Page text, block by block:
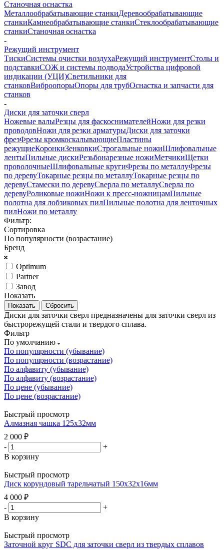
Станочная оснастка
Металлообрабатывающие станкиДеревообрабатывающие
станкиКамнеобрабатывающие станкиСтеклообрабатывающие
станкиСтаночная оснастка
-
Режущий инструмент
ТискиСистемы очистки воздухаРежущий инструментСтолы и
подставкиСОЖ и системы подводаУстройства цифровой
индикации (УЦИ)Светильники для
станковВиброопорыОпоры для трубОснастка и запчасти для
станков
-
Диски для заточки сверл
Ножевые валыРезцы для фаскоснимателейНожи для резки
проводовНожи для резки арматурыДиски для заточки
фрезФрезы кромкоскалывающиеПластины
режущиеКоронкиЗенковкиСтрогальные ножиШлифовальные
лентыПильные дискиРезьбонарезные ножиМетчикиЩетки
проволочныеШлифовальные кругиФрезы по металлуФрезы
по деревуТокарные резцы по металлуТокарные резцы по
деревуСтамески по деревуСверла по металлуСверла по
деревуРоликовые ножиНожи к пресс-ножницамПильные
полотна для лобзиковых пилПильные полотна для ленточных
пилНожи по металлу
Фильтр:
Сортировка
По популярности (возрастание)
Бренд
Optimum
Partner
Завод
Показать
Сбросить
Диски для заточки сверл предназначены для заточки сверл из
быстрорежущей стали и твердого сплава.
Фильтр
По умолчанию
По популярности (убывание)
По популярности (возрастание)
По алфавиту (убывание)
По алфавиту (возрастание)
По цене (убывание)
По цене (возрастание)
Быстрый просмотр
Алмазная чашка 125х32мм
2 000 ₽
-
+
В корзину
Быстрый просмотр
Диск корундовый тарельчатый 150х32х16мм
4 000 ₽
-
+
В корзину
Быстрый просмотр
Заточной круг SDC для заточки сверл из твердых сплавов